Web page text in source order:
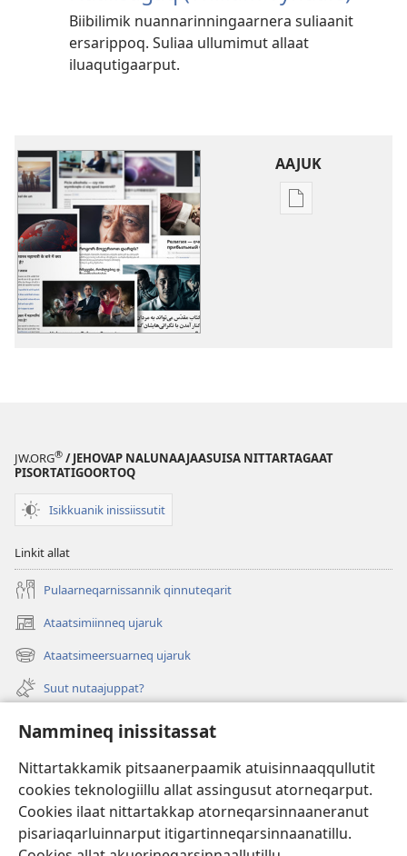
Nammineq inissitassat
Nittartakkamik pitsaanerpaamik atuisinnaaqqullutit
cookies teknologiillu allat assingusut atorneqarput.
Cookies ilaat nittartakkap atorneqarsinnaaneranut
pisariaqarluinnarput itigartinneqarsinnaanatillu.
Biibilimik nuannarinningaarnera suliaanit
ersarippoq. Suliaa ullumimut allaat
iluaqutigaarput.
AAJUK
Atuagassanik
JW.ORG® / JEHOVAP NALUNAAJAASUISA NITTARTAGAAT
PISORTATIGOORTOQ
Isikkuanik inissiissutit
Linkit allat
Pulaarneqarnissannik qinnuteqarit
Ataatsimiinneq ujaruk
(opens
new
window)
Ataatsimeersuarneq ujaruk
(opens
new
window)
Suut nutaajuppat?
Isiginnaagassiat
Tunissuteqarneq
(opens
new
window)INTERNETIKKUT ATUAGAATEQARFIK Watchtower™